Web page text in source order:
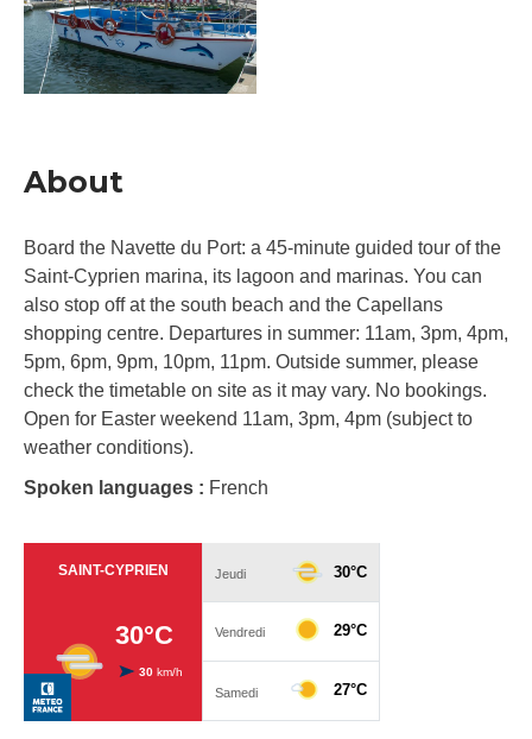
About
Board the Navette du Port: a 45-minute guided tour of the
Saint-Cyprien marina, its lagoon and marinas. You can
also stop off at the south beach and the Capellans
shopping centre. Departures in summer: 11am, 3pm, 4pm,
5pm, 6pm, 9pm, 10pm, 11pm. Outside summer, please
check the timetable on site as it may vary. No bookings.
Open for Easter weekend 11am, 3pm, 4pm (subject to
weather conditions).
Spoken languages : French